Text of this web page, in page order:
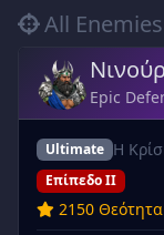
All Enemies
Epic
Ultimate Η
Επίπεδο II
2150 Θεότητα